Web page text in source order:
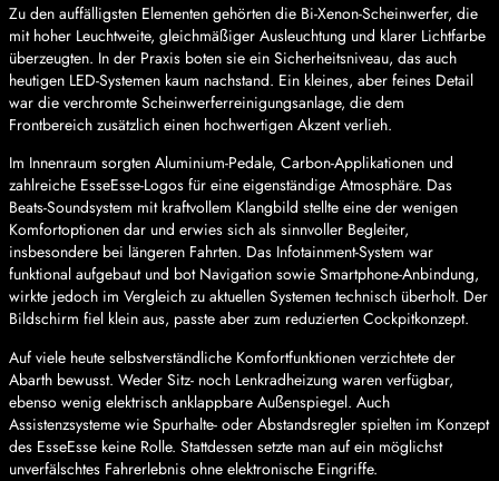
Zu den auffälligsten Elementen gehörten die Bi-Xenon-Scheinwerfer, die
mit hoher Leuchtweite, gleichmäßiger Ausleuchtung und klarer Lichtfarbe
überzeugten. In der Praxis boten sie ein Sicherheitsniveau, das auch
heutigen LED-Systemen kaum nachstand. Ein kleines, aber feines Detail
war die verchromte Scheinwerferreinigungsanlage, die dem
Frontbereich zusätzlich einen hochwertigen Akzent verlieh.
Im Innenraum sorgten Aluminium-Pedale, Carbon-Applikationen und
zahlreiche EsseEsse-Logos für eine eigenständige Atmosphäre. Das
Beats-Soundsystem mit kraftvollem Klangbild stellte eine der wenigen
Komfortoptionen dar und erwies sich als sinnvoller Begleiter,
insbesondere bei längeren Fahrten. Das Infotainment-System war
funktional aufgebaut und bot Navigation sowie Smartphone-Anbindung,
wirkte jedoch im Vergleich zu aktuellen Systemen technisch überholt. Der
Bildschirm fiel klein aus, passte aber zum reduzierten Cockpitkonzept.
Auf viele heute selbstverständliche Komfortfunktionen verzichtete der
Abarth bewusst. Weder Sitz- noch Lenkradheizung waren verfügbar,
ebenso wenig elektrisch anklappbare Außenspiegel. Auch
Assistenzsysteme wie Spurhalte- oder Abstandsregler spielten im Konzept
des EsseEsse keine Rolle. Stattdessen setzte man auf ein möglichst
unverfälschtes Fahrerlebnis ohne elektronische Eingriffe.